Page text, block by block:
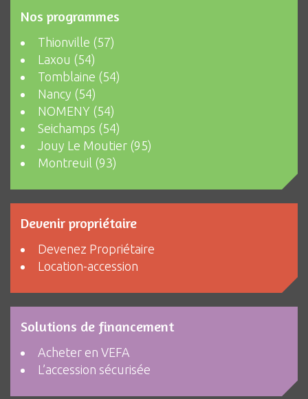
Nos programmes
Thionville (57)
Laxou (54)
Tomblaine (54)
Nancy (54)
NOMENY (54)
Seichamps (54)
Jouy Le Moutier (95)
Montreuil (93)
Devenir propriétaire
Devenez Propriétaire
Location-accession
Solutions de financement
Acheter en VEFA
L’accession sécurisée